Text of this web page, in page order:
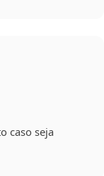
caso seja